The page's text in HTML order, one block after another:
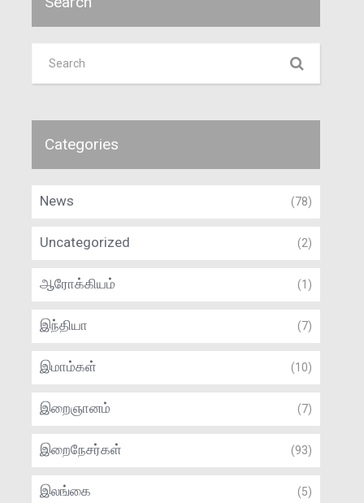
Categories
News (78)
Uncategorized (2)
ஆரோக்கியம் (1)
இந்தியா (7)
இமாம்கள் (10)
இறைஞானம் (7)
இறைநேசர்கள் (93)
இலங்கை (5)